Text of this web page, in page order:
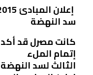
سد النهضة
كانت مصرل قد أكدت
إتمام الملء
الثالث لسد